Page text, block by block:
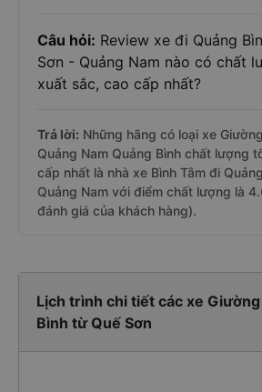
Câu hỏi: Review xe đi Quảng
Sơn - Quảng Nam nào có chất
xuất sắc, cao cấp nhất?
Trả lời: Những hãng có loại xe
Quảng Nam Quảng Bình chất lượng
cấp nhất là nhà xe Bình Tâm đi
Quảng Nam với điểm chất lượng là
đánh giá của khách hàng).
Lịch trình chi tiết các xe
Bình từ Quế Sơn